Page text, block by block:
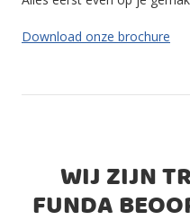
Download onze brochure
WIJ ZIJN
FUNDA